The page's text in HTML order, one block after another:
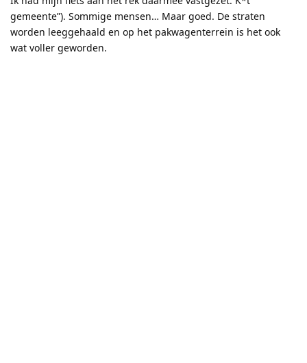
gemeente”). Sommige mensen… Maar goed. De straten
worden leeggehaald en op het pakwagenterrein is het ook
wat voller geworden.